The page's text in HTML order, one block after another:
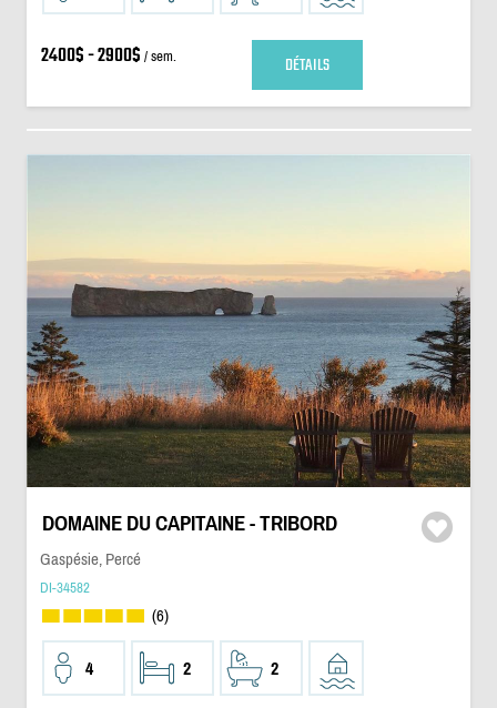
2400$ - 2900$ / sem. DÉTAILS
DOMAINE DU CAPITAINE - TRIBORD
Gaspésie, Percé
DI-34582
(6)
4 2 2